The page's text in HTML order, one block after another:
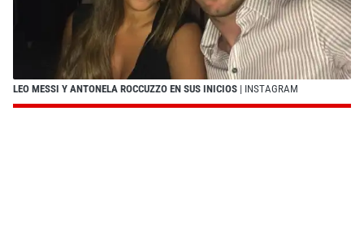
LEO MESSI Y ANTONELA ROCCUZZO EN SUS INICIOS | INSTAGRAM